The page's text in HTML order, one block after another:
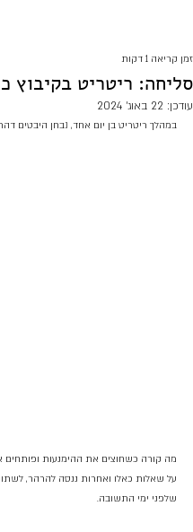
סליחה: ריטריט בקיבוץ
זמן קריאה 1 דקות
עודכן: 22 באוג׳ 2024
במהלך ריטריט בן יום אחד, נבחן היבטים
מה קורה כשחוצים את ההימנעות ופותחים
על שאלות כאלו ואחרות ננסה להרהר,
שלפני ימי התשובה.